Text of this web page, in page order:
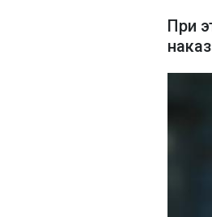
При